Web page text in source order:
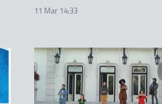
11 Mar 14:33